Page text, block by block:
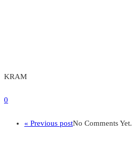
KRAM
0
« Previous postNo Comments Yet.